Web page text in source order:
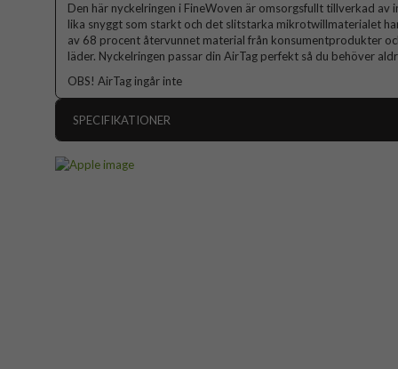
Den här nyckelringen i FineWoven är omsorgsfullt tillverkad
lika snyggt som starkt och det slitstarka mikrotwillmaterialet
av 68 procent återvunnet material från konsumentprodukter
läder. Nyckelringen passar din AirTag perfekt så du behöver
OBS! AirTag ingår inte
SPECIFIKATIONER